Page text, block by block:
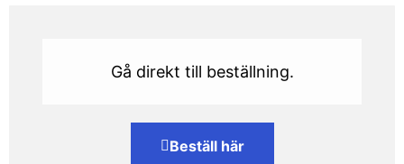
Gå direkt till beställning.
Beställ här